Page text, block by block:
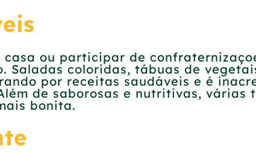
casa ou participar de
Saladas coloridas, tábuas de
por receitas saudáveis e é
de saborosas e nutritivas, várias
bonita.